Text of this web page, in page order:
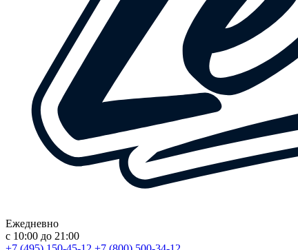
Ежедневно
с 10:00 до 21:00